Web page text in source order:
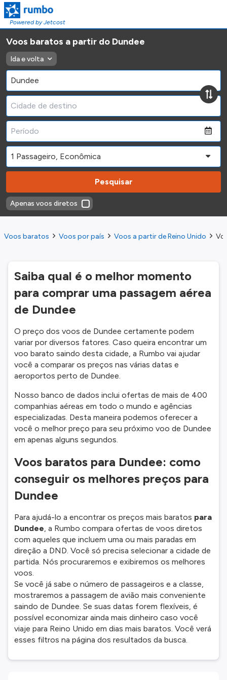
Powered by Jetcost
Voos baratos a partir do Dundee
Ida e volta
Pesquisar
Apenas voos diretos
Voos baratos Voos por país Voos a partir de Reino Unido
Saiba qual é o melhor momento
para comprar uma passagem aérea
de Dundee
O preço dos voos de Dundee certamente podem
variar por diversos fatores. Caso queira encontrar um
voo barato saindo desta cidade, a Rumbo vai ajudar
você a comparar os preços nas várias datas e
aeroportos perto de Dundee.
Nosso banco de dados inclui ofertas de mais de 400
companhias aéreas em todo o mundo e agências
especializadas. Desta maneira podemos oferecer a
você o melhor preço para seu próximo voo de Dundee
em apenas alguns segundos.
Voos baratos para Dundee: como
conseguir os melhores preços para
Dundee
Para ajudá-lo a encontrar os preços mais baratos para
Dundee, a Rumbo compara ofertas de voos diretos
com aqueles que incluem uma ou mais paradas em
direção a DND. Você só precisa selecionar a cidade de
partida. Nós procuraremos e exibiremos os melhores
voos.
Se você já sabe o número de passageiros e a classe,
mostraremos a passagem de avião mais conveniente
saindo de Dundee. Se suas datas forem flexíveis, é
possível economizar ainda mais dinheiro caso você
viaje para Reino Unido em dias mais baratos. Você verá
esses filtros na página dos resultados da busca.